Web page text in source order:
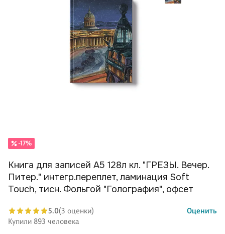
-17%
Книга для записей А5 128л кл. "ГРЕЗЫ. Вечер.
Питер." интегр.переплет, ламинация Soft
Touch, тисн. Фольгой "Голография", офсет
5.0(3 оценки)
Оценить
Купили 893 человека